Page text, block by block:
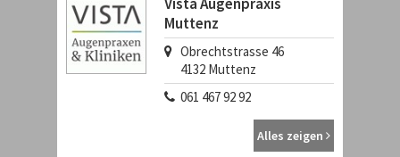
Muttenz
Obrechtstrasse 46
4132 Muttenz
061 467 92 92
Alles zeigen